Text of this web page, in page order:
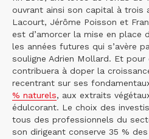
ouvrant ainsi son capital à trois
Lacourt, Jérôme Poisson et
est d’amorcer la mise en place
les années futures qui s’avère
souligne Adrien Mollard. Et
contribuera à doper la
recentrant sur ses
% naturels, aux extraits
édulcorant. Le choix des
tous des professionnels du
son dirigeant conserve 35 %